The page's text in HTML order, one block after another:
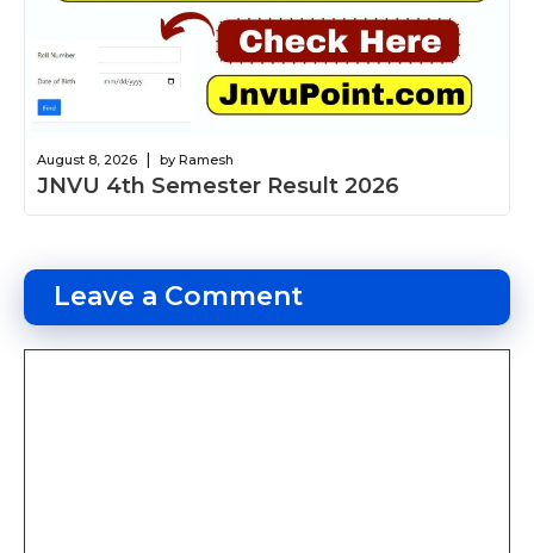
August 8, 2026 by Ramesh
JNVU 4th Semester Result 2026
Leave a Comment